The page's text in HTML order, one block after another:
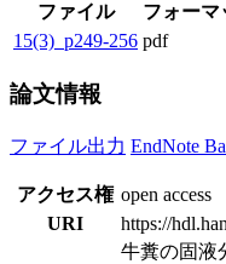
ファイル フォーマ
15(3)_p249-256 pdf
論文情報
ファイル出力 EndNote
アクセス権 open access
URI
https://
牛糞の固液